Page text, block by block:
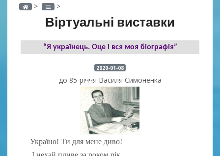
> >
Віртуальні виставки
“Я українець. Оце і вся моя біографія”
2020-01-08
до 85-річчя Василя Симоненка
Україно! Ти для мене диво!